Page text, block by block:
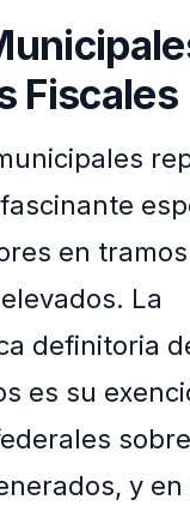
Fiscales
en tramos
La
definitoria
es su
y en